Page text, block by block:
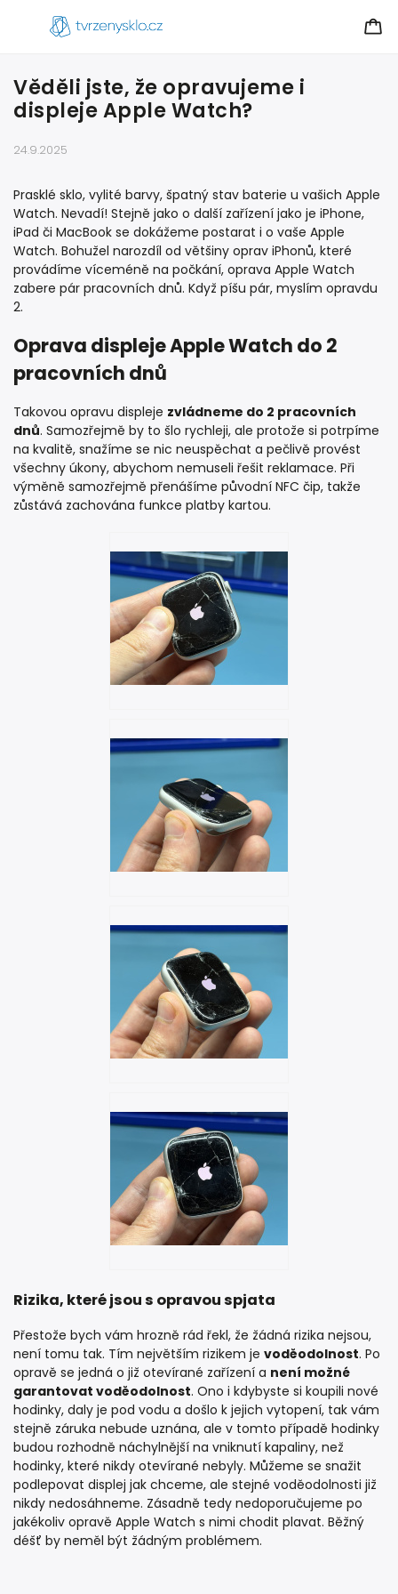
Věděli jste, že opravujeme i
displeje Apple Watch?
24.9.2025
Prasklé sklo, vylité barvy, špatný stav baterie u vašich Apple
Watch. Nevadí! Stejně jako o další zařízení jako je iPhone,
iPad či MacBook se dokážeme postarat i o vaše Apple
Watch. Bohužel narozdíl od většiny oprav iPhonů, které
provádíme víceméně na počkání, oprava Apple Watch
zabere pár pracovních dnů. Když píšu pár, myslím opravdu
2.
Oprava displeje Apple Watch do 2
pracovních dnů
Takovou opravu displeje zvládneme do 2 pracovních
dnů. Samozřejmě by to šlo rychleji, ale protože si potrpíme
na kvalitě, snažíme se nic neuspěchat a pečlivě provést
všechny úkony, abychom nemuseli řešit reklamace. Při
výměně samozřejmě přenášíme původní NFC čip, takže
zůstává zachována funkce platby kartou.
Rizika, které jsou s opravou spjata
Přestože bych vám hrozně rád řekl, že žádná rizika nejsou,
není tomu tak. Tím největším rizikem je voděodolnost. Po
opravě se jedná o již otevírané zařízení a není možné
garantovat voděodolnost. Ono i kdybyste si koupili nové
hodinky, daly je pod vodu a došlo k jejich vytopení, tak vám
stejně záruka nebude uznána, ale v tomto případě hodinky
budou rozhodně náchylnější na vniknutí kapaliny, než
hodinky, které nikdy otevírané nebyly. Můžeme se snažit
podlepovat displej jak chceme, ale stejné voděodolnosti již
nikdy nedosáhneme. Zásadně tedy nedoporučujeme po
jakékoliv opravě Apple Watch s nimi chodit plavat. Běžný
déšť by neměl být žádným problémem.